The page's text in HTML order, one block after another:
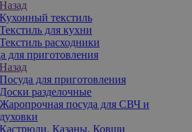
Назад
Кухонный текстиль
Текстиль для кухни
Текстиль расходники
для приготовления
Назад
Посуда для приготовления
Доски разделочные
Жаропрочная посуда для СВЧ и
духовки
Кастрюли, Казаны, Ковши